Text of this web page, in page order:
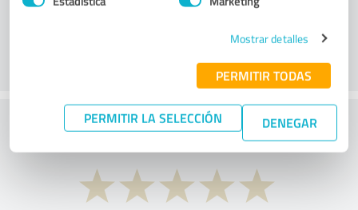
Mostrar detalles
PERMITIR TODAS
PERMITIR LA SELECCIÓN DENEGAR
¿Qué te parece la relación calidad-precio?